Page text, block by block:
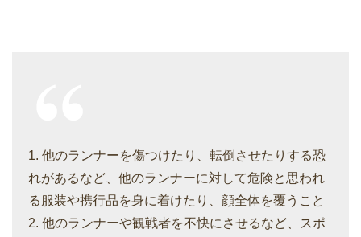
1. 他のランナーを傷つけたり、転倒させたりする恐
れがあるなど、他のランナーに対して危険と思われ
る服装や携行品を身に着けたり、顔全体を覆うこと
2. 他のランナーや観戦者を不快にさせるなど、スポ